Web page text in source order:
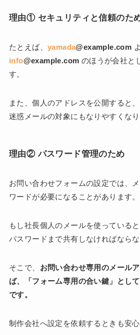
理由① セキュリティと信頼のた
たとえば、 yamada@example.com
info@example.com のほうが会社と
す。
また、個人のアドレスを公開すると
迷惑メールの対象にもなりやすくなり
理由② パスワード管理のため
お問い合わせフォームの設定では、
ワードが必要になることがあります。
もし社長個人のメールを使っている
パスワードまで共有しなければなら
そこで、 お問い合わせ専用のメール
ば、「フォーム専用の合い鍵」とし
です。
制作会社へ設定を依頼するときも安心